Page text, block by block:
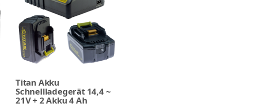
Titan Akku
Schnellladegerät 14,4 ~
21V + 2 Akku 4 Ah